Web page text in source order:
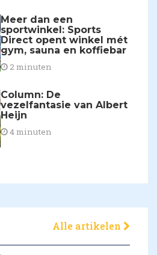
Meer dan een
sportwinkel: Sports
Direct opent winkel mét
gym, sauna en koffiebar
2 minuten
Column: De
vezelfantasie van Albert
Heijn
4 minuten
Alle artikelen